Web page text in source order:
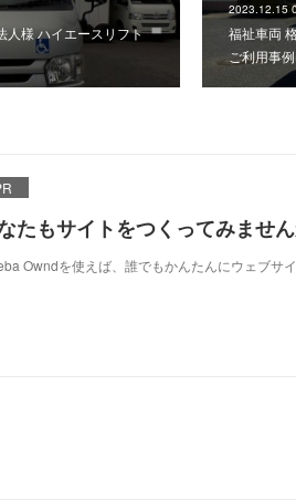
人様 ハイエースリフト
2023.12.15
福祉車両
ご利用事
たもサイトをつくってみませ
Owndを使えば、誰でもかんたんにウェブサ